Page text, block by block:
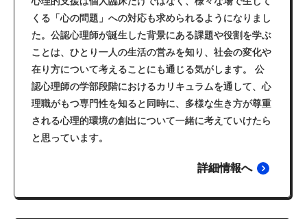
くる「心の問題」への対応も求められるようになりまし
た。公認心理師が誕生した背景にある課題や役割を学ぶ
ことは、ひとり一人の生活の営みを知り、社会の変化や
在り方について考えることにも通じる気がします。 公
認心理師の学部段階におけるカリキュラムを通して、心
理職がもつ専門性を知ると同時に、多様な生き方が尊重
される心理的環境の創出について一緒に考えていけたら
と思っています。
詳細情報へ